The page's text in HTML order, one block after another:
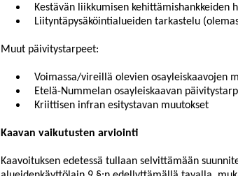
Kestävän liikkumisen kehittämishankkeiden
Liityntäpysäköintialueiden tarkastelu
Muut päivitystarpeet:
Voimassa/vireillä olevien osayleiskaavojen
Etelä-Nummelan osayleiskaavan
Kriittisen infran esitystavan muutokset
Kaavan vaikutusten arviointi
Kaavoituksen edetessä tullaan selvittämään